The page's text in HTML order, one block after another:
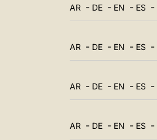
AR - DE - EN - ES -
AR - DE - EN - ES -
AR - DE - EN - ES -
AR - DE - EN - ES -